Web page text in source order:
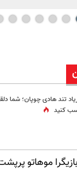
تند هادی چوپان؛‌ شما
کنید
موهاتو